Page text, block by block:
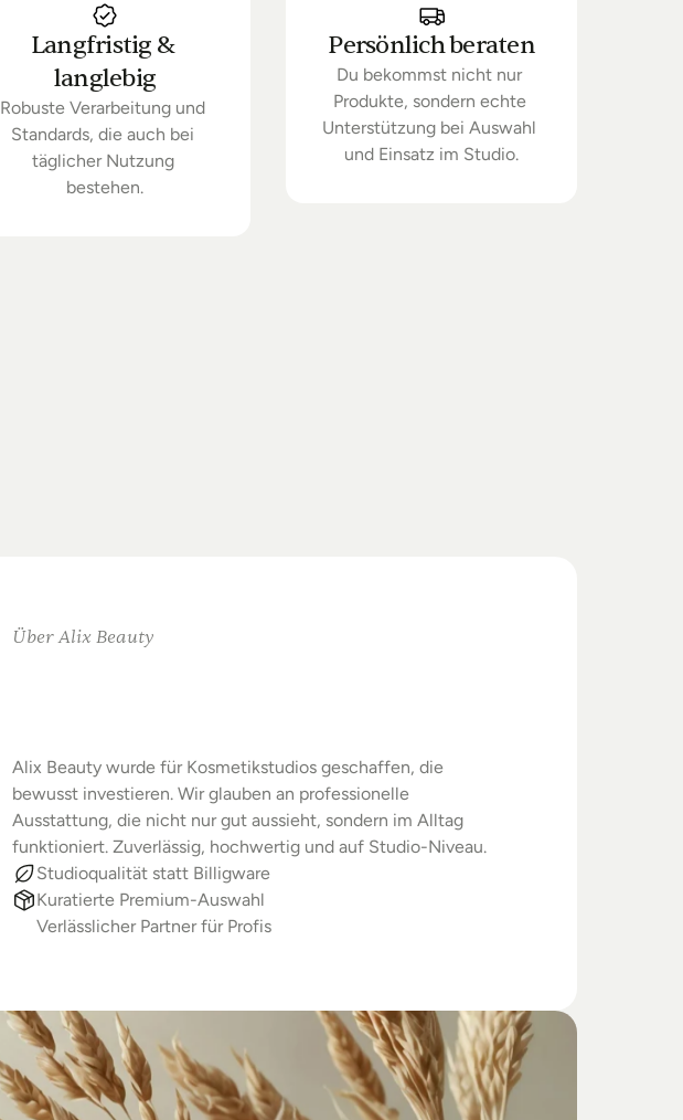
Langfristig &
langlebig
Robuste Verarbeitung und
Standards, die auch bei
täglicher Nutzung
bestehen.
Persönlich beraten
Du bekommst nicht nur
Produkte, sondern echte
Unterstützung bei Auswahl
und Einsatz im Studio.
Über Alix Beauty
Alix Beauty wurde für Kosmetikstudios geschaffen, die
bewusst investieren. Wir glauben an professionelle
Ausstattung, die nicht nur gut aussieht, sondern im Alltag
funktioniert. Zuverlässig, hochwertig und auf Studio-Niveau.
Studioqualität statt Billigware
Kuratierte Premium-Auswahl
Verlässlicher Partner für Profis